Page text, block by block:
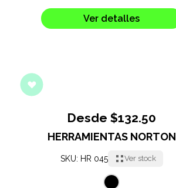
Ver detalles
Desde $132.50
HERRAMIENTAS NORTON
SKU: HR 045 Ver stock